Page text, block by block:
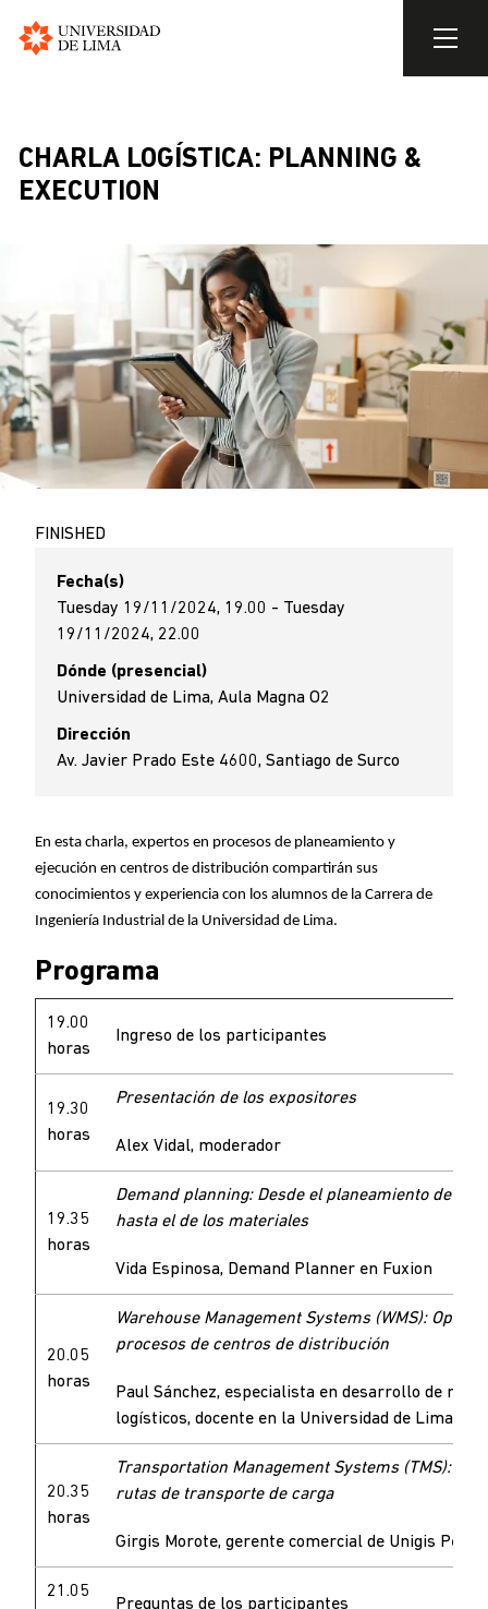
main
content
CHARLA LOGÍSTICA: PLANNING &
EXECUTION
FINISHED
Fecha(s)
Tuesday 19/11/2024, 19.00 - Tuesday
19/11/2024, 22.00
Dónde (presencial)
Universidad de Lima, Aula Magna O2
Dirección
Av. Javier Prado Este 4600, Santiago de Surco
En esta charla, expertos en procesos de planeamiento y
ejecución en centros de distribución compartirán sus
conocimientos y experiencia con los alumnos de la Carrera de
Ingeniería Industrial de la Universidad de Lima.
Programa
19.00
horas
Ingreso de los participantes
19.30
horas
Presentación de los expositores
Alex Vidal, moderador
19.35
horas
Demand planning: Desde el planeamiento de
hasta el de los materiales
Vida Espinosa, Demand Planner en Fuxion
20.05
horas
Warehouse Management Systems (WMS):
procesos de centros de distribución
Paul Sánchez, especialista en desarrollo de
logísticos, docente en la Universidad de Lima
20.35
horas
Transportation Management Systems (TMS):
rutas de transporte de carga
Girgis Morote, gerente comercial de Unigis Perú
21.05
Preguntas de los participantes